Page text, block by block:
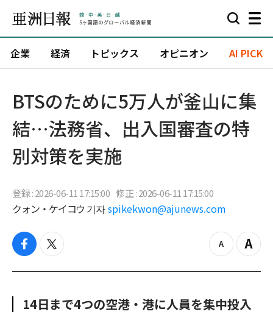
企業 経済 トピックス オピニオン AI PICK
BTSのために5万人が釜山に集
結…法務省、出入国審査の特
別対策を実施
登録 : 2026-06-11 17:15:00 修正 : 2026-06-11 17:15:00
クォン・ケイコウ 기자 spikekwon@ajunews.com
f
c
o
t
i
e
z
o
u
Z
o
n
14日まで4つの空港・港に人員を集中投入